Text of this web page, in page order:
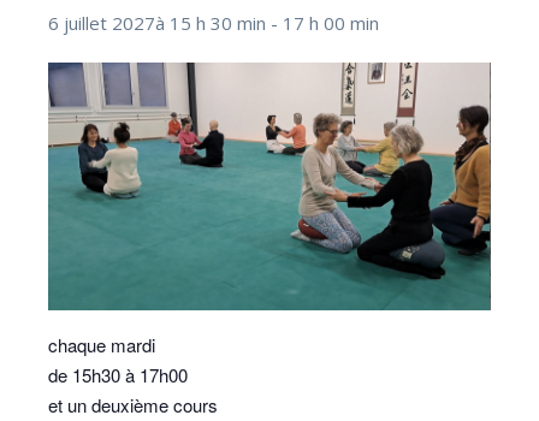
6 juillet 2027à 15 h 30 min - 17 h 00 min
chaque mardi
de 15h30 à 17h00
et un deuxième cours